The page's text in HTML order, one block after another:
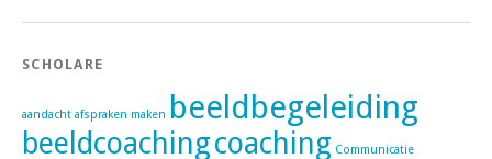
SCHOLARE
aandacht afspraken maken beeldbegeleiding
beeldcoachingcoaching Communicatie